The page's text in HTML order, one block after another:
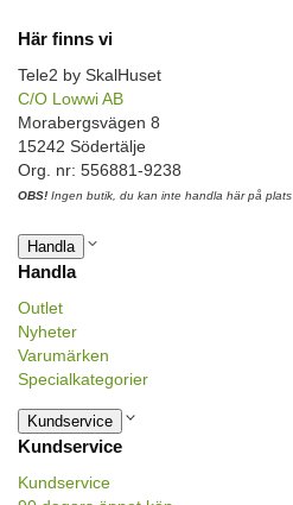
Här finns vi
Tele2 by SkalHuset
C/O Lowwi AB
Morabergsvägen 8
15242 Södertälje
Org. nr: 556881-9238
OBS! Ingen butik, du kan inte handla här på plats
Handla
Handla
Outlet
Nyheter
Varumärken
Specialkategorier
Kundservice
Kundservice
Kundservice